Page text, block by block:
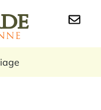
sur